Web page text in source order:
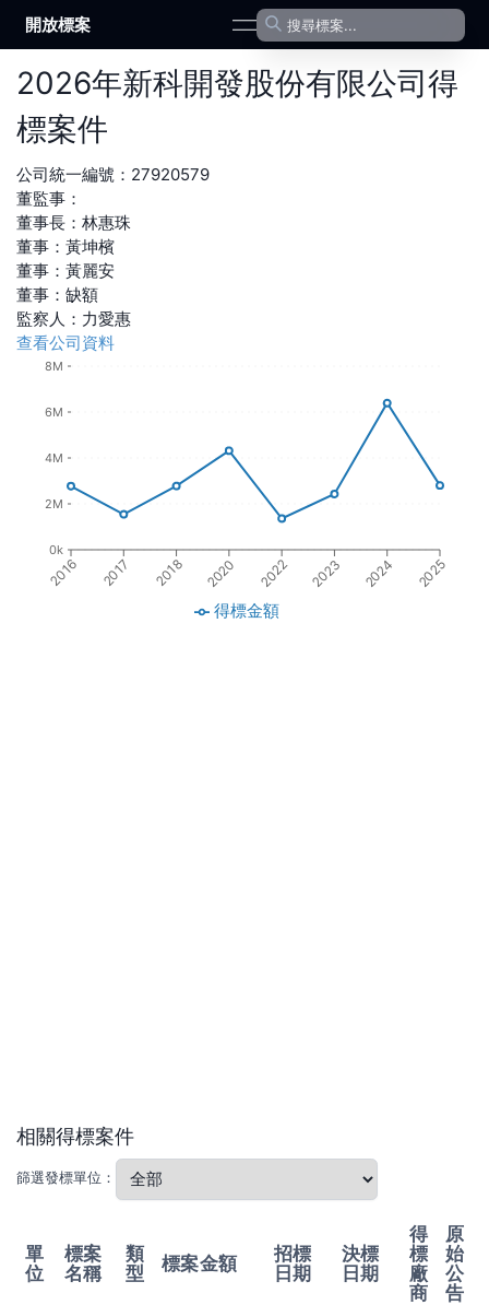
開放標案 open navigation menu
2026年新科開發股份有限公司得
標案件
公司統一編號： 27920579
董監事：
董事長 ： 林惠珠
董事 ： 黃坤檳
董事 ： 黃麗安
董事 ： 缺額
監察人 ： 力愛惠
查看公司資料
2016 2017 2018 2020 2022 2023 2024 2025
0k
2M
4M
6M
8M
得標金額
相關得標案件
篩選發標單位：
單
位
標案
名稱
類
型
標案金額
招標
日期
決標
日期
得
標
廠
商
原
始
公
告